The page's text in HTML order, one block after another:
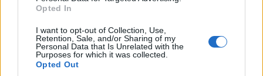
Opted In
I want to opt-out of Collection, Use,
Retention, Sale, and/or Sharing of my
Personal Data that Is Unrelated with the
Purposes for which it was collected.
Opted Out
Bandai Namco
δυνατούςάσσουςστο μανίκι της, ο ένας ήταν
Dragon Ball FighterZ(ότι είναι Dragon Ball
και έχει σχέση με ξύλο απλώς το… λατρεύουμε